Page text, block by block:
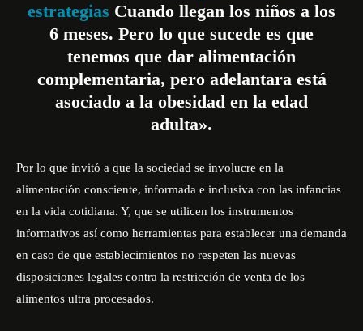
estrategias Cuando llegan los niños a los
6 meses. Pero lo que sucede es que
tenemos que dar alimentación
complementaria, pero adelantara está
asociado a la obesidad en la edad
adulta».
Por lo que invitó a que la sociedad se involucre en la
alimentación consciente, informada e inclusiva con las infancias
en la vida cotidiana. Y, que se utilicen los instrumentos
informativos así como herramientas para establecer una demanda
en caso de que establecimientos no respeten las nuevas
disposiciones legales contra la restricción de venta de los
alimentos ultra procesados.